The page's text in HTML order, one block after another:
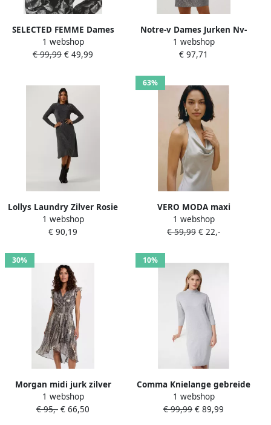
SELECTED FEMME Dames
Jurken Slfpaula Silver Leaf
Ls Short Dress Zilver
1 webshop
€ 99,99 € 49,99
Notre-v Dames Jurken Nv-
brigit Mini Dress Gray
Dames
1 webshop
€ 97,71
Lollys Laundry Zilver Rosie
Jurk Midi Vrouwen Gray
Dames
1 webshop
€ 90,19
63%
VERO MODA maxi
halterjurk met plooien
zilver
1 webshop
€ 59,99 € 22,-
30%
Morgan midi jurk zilver
1 webshop
€ 95,- € 66,50
10%
Comma Knielange gebreide
jurk met opstaande kraag
en 3 4-mouwen
1 webshop
€ 99,99 € 89,99